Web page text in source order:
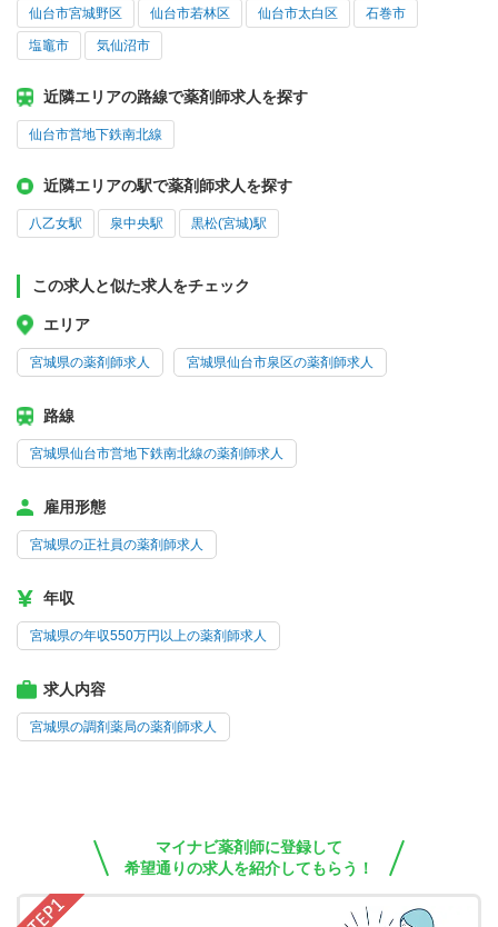
仙台市宮城野区 仙台市若林区 仙台市太白区 石巻市
塩竈市 気仙沼市
近隣エリアの路線で薬剤師求人を探す
仙台市営地下鉄南北線
近隣エリアの駅で薬剤師求人を探す
八乙女駅 泉中央駅 黒松(宮城)駅
この求人と似た求人をチェック
エリア
宮城県の薬剤師求人 宮城県仙台市泉区の薬剤師求人
路線
宮城県仙台市営地下鉄南北線の薬剤師求人
雇用形態
宮城県の正社員の薬剤師求人
年収
宮城県の年収550万円以上の薬剤師求人
求人内容
宮城県の調剤薬局の薬剤師求人
マイナビ薬剤師に登録して
希望通りの求人を紹介してもらう！